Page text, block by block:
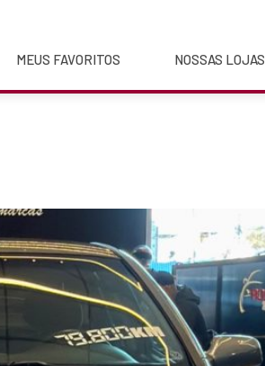
MEUS FAVORITOS NOSSAS LOJAS